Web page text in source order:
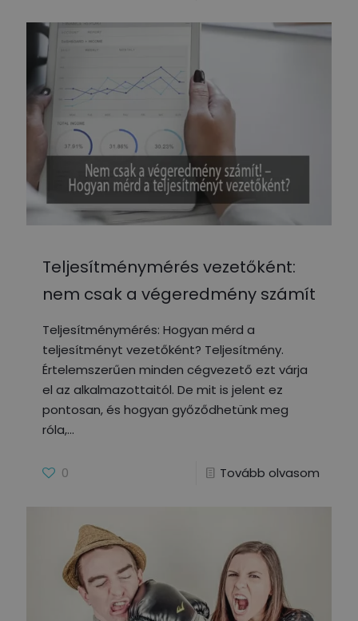
Teljesítménymérés vezetőként:
nem csak a végeredmény számít
Teljesítménymérés: Hogyan mérd a
teljesítményt vezetőként? Teljesítmény.
Értelemszerűen minden cégvezető ezt várja
el az alkalmazottaitól. De mit is jelent ez
pontosan, és hogyan győződhetünk meg
róla,
0 Tovább olvasom